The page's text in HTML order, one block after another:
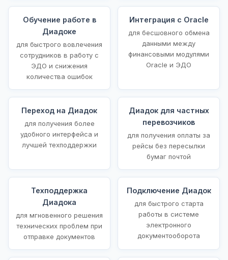
Обучение работе в
Диадоке
для быстрого вовлечения
сотрудников в работу с
ЭДО и снижения
количества ошибок
Интеграция с Oracle
для бесшовного обмена
данными между
финансовыми модулями
Oracle и ЭДО
Переход на Диадок
для получения более
удобного интерфейса и
лучшей техподдержки
Диадок для частных
перевозчиков
для получения оплаты за
рейсы без пересылки
бумаг почтой
Техподдержка
Диадока
для мгновенного решения
технических проблем при
отправке документов
Подключение Диадок
для быстрого старта
работы в системе
электронного
документооборота